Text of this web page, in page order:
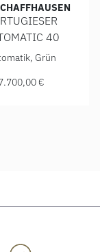
40, Ref:
40
Grün
€